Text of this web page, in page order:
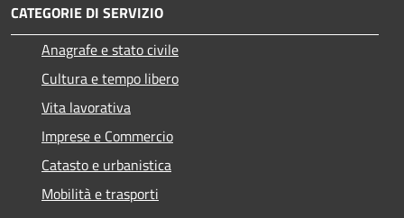
CATEGORIE DI SERVIZIO
Anagrafe e stato civile
Cultura e tempo libero
Vita lavorativa
Imprese e Commercio
Catasto e urbanistica
Mobilità e trasporti